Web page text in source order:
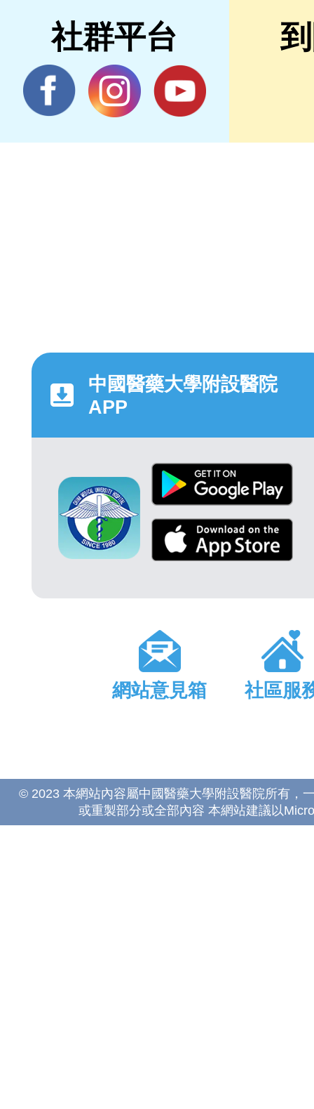
社群平台
中國醫藥大學附設醫院
APP
網站意見箱 社區服
© 2023 本網站內容屬中國醫藥大學附設醫院所有，
或重製部分或全部內容 本網站建議以